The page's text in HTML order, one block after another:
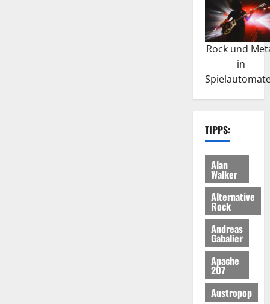
Rock und
in
TIPPS:
Alan
Walker
Alternative
Rock
Andreas
Gabalier
Apache
207
Austropop